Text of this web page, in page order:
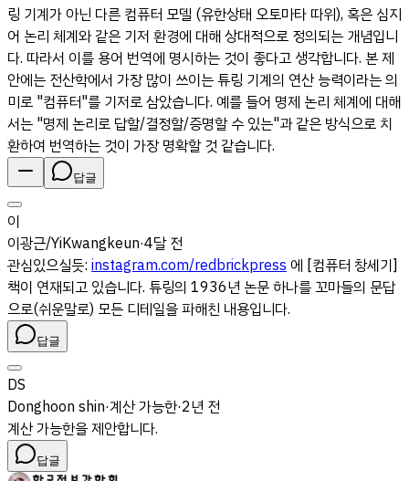
링 기계가 아닌 다른 컴퓨터 모델 (유한상태 오토마타 따위), 혹은 심지
어 논리 체계와 같은 기저 환경에 대해 상대적으로 정의되는 개념입니
다. 따라서 이를 용어 번역에 명시하는 것이 좋다고 생각합니다. 본 제
안에는 전산학에서 가장 많이 쓰이는 튜링 기계의 연산 능력이라는 의
미로 "컴퓨터"를 기저로 삼았습니다. 예를 들어 명제 논리 체계에 대해
서는 "명제 논리로 답할/결정할/증명할 수 있는"과 같은 방식으로 치
환하여 번역하는 것이 가장 명확할 것 같습니다.
답글
이
이광근/YiKwangkeun·4달 전
관심있으실듯: instagram.com/redbrickpress에 [컴퓨터 창세기]
책이 연재되고 있습니다. 튜링의 1936년 논문 하나를 꼬마들의 문답
으로(쉬운말로) 모든 디테일을 파해친 내용입니다.
답글
DS
Donghoon shin·계산 가능한·2년 전
계산 가능한을 제안합니다.
답글